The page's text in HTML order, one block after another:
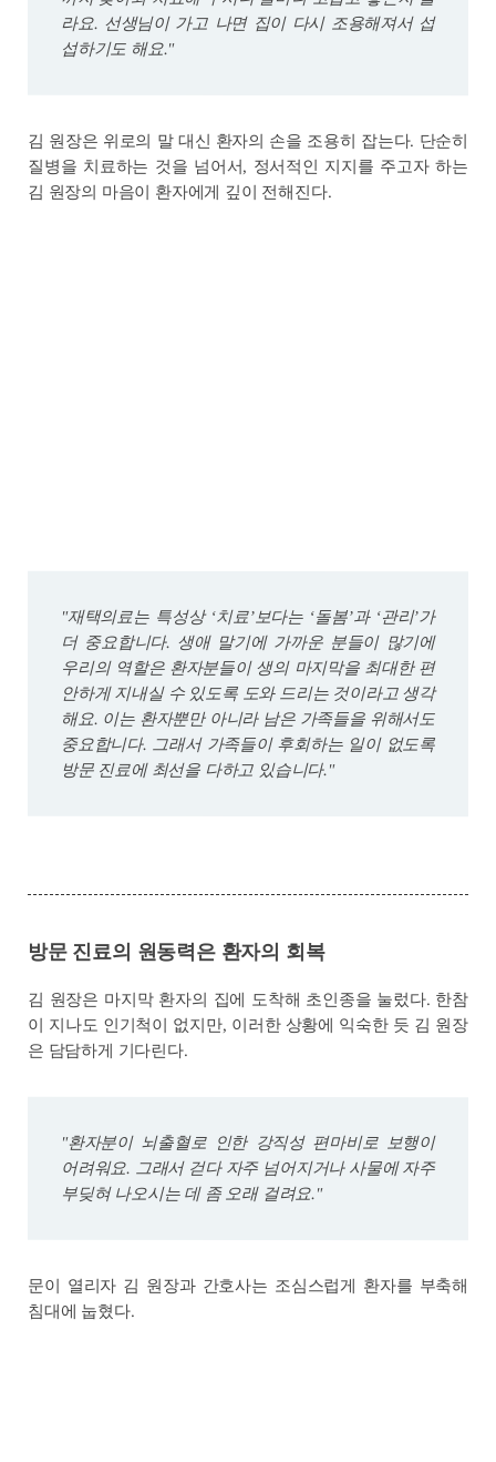
라요. 선생님이 가고 나면 집이 다시 조용해져서 섭
섭하기도 해요."
김 원장은 위로의 말 대신 환자의 손을 조용히 잡는다. 단순히
질병을 치료하는 것을 넘어서, 정서적인 지지를 주고자 하는
김 원장의 마음이 환자에게 깊이 전해진다.
"재택의료는 특성상 ‘치료’보다는 ‘돌봄’과 ‘관리’가
더 중요합니다. 생애 말기에 가까운 분들이 많기에
우리의 역할은 환자분들이 생의 마지막을 최대한 편
안하게 지내실 수 있도록 도와 드리는 것이라고 생각
해요. 이는 환자뿐만 아니라 남은 가족들을 위해서도
중요합니다. 그래서 가족들이 후회하는 일이 없도록
방문 진료에 최선을 다하고 있습니다."
방문 진료의 원동력은 환자의 회복
김 원장은 마지막 환자의 집에 도착해 초인종을 눌렀다. 한참
이 지나도 인기척이 없지만, 이러한 상황에 익숙한 듯 김 원장
은 담담하게 기다린다.
"환자분이 뇌출혈로 인한 강직성 편마비로 보행이
어려워요. 그래서 걷다 자주 넘어지거나 사물에 자주
부딪혀 나오시는 데 좀 오래 걸려요."
문이 열리자 김 원장과 간호사는 조심스럽게 환자를 부축해
침대에 눕혔다.